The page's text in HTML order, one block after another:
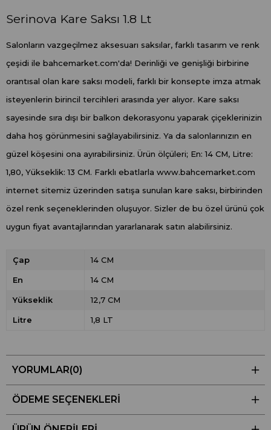
Serinova Kare Saksı 1.8 Lt
Salonların vazgeçilmez aksesuarı saksılar, farklı tasarım ve renk
çeşidi ile bahcemarket.com'da! Derinliği ve genişliği birbirine
orantısal olan kare saksı modeli, farklı bir konsepte imza atmak
isteyenlerin birincil tercihleri arasında yer alıyor. Kare saksı
sayesinde sıra dışı bir balkon dekorasyonu yaparak çiçeklerinizin
daha hoş görünmesini sağlayabilirsiniz. Ya da salonlarınızın en
güzel köşesini ona ayırabilirsiniz. Ürün ölçüleri; En: 14 CM, Litre:
1,80, Yükseklik: 13 CM. Farklı ebatlarla www.bahcemarket.com
internet sitemiz üzerinden satışa sunulan kare saksı, birbirinden
özel renk seçeneklerinden oluşuyor. Sizler de bu özel ürünü çok
uygun fiyat avantajlarından yararlanarak satın alabilirsiniz.
Çap 14 CM
En 14 CM
Yükseklik 12,7 CM
Litre 1,8 LT
YORUMLAR(0)
ÖDEME SEÇENEKLERI